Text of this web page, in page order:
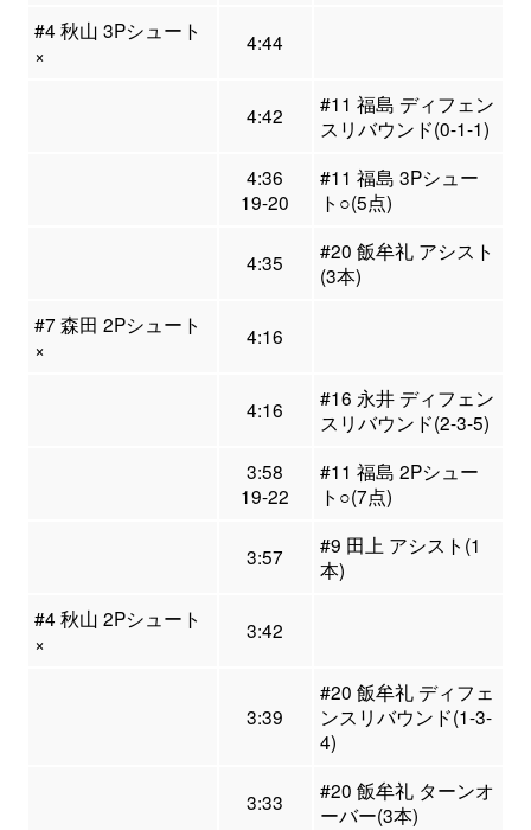
#4 秋山 3Pシュート
×
4:44
4:42
#11 福島 ディフェン
スリバウンド(0-1-1)
4:36
19-20
#11 福島 3Pシュー
ト○(5点)
4:35
#20 飯牟礼 アシスト
(3本)
#7 森田 2Pシュート
×
4:16
4:16
#16 永井 ディフェン
スリバウンド(2-3-5)
3:58
19-22
#11 福島 2Pシュー
ト○(7点)
3:57
#9 田上 アシスト(1
本)
#4 秋山 2Pシュート
×
3:42
3:39
#20 飯牟礼 ディフェ
ンスリバウンド(1-3-
4)
3:33
#20 飯牟礼 ターンオ
ーバー(3本)